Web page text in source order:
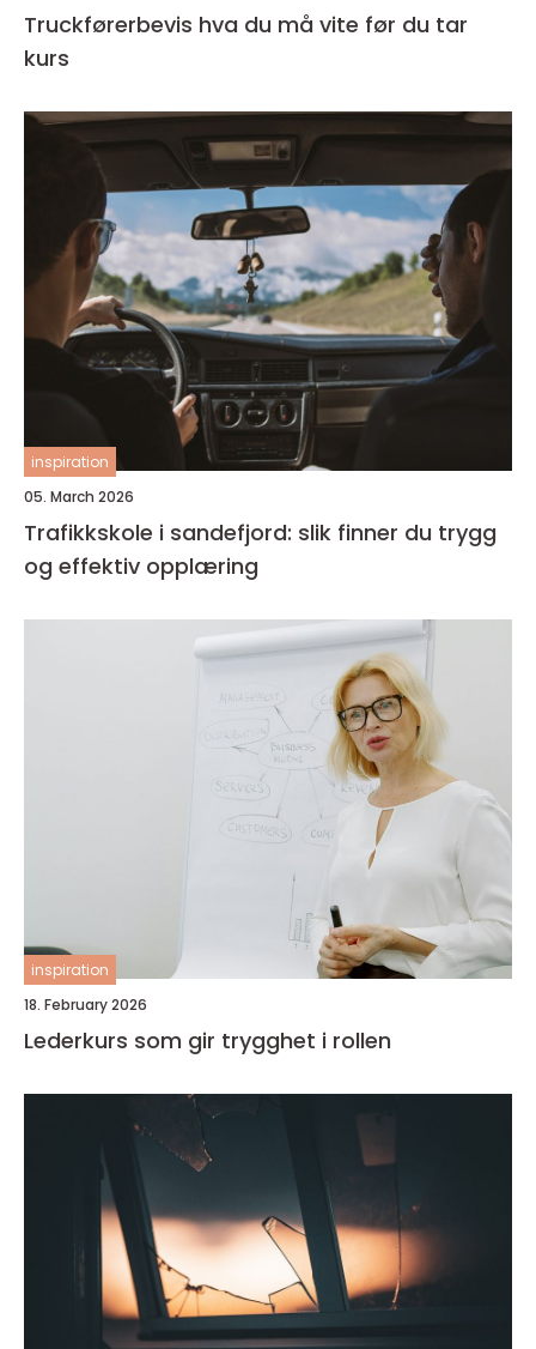
Truckførerbevis hva du må vite før du tar
kurs
inspiration
05. March 2026
Trafikkskole i sandefjord: slik finner du trygg
og effektiv opplæring
inspiration
18. February 2026
Lederkurs som gir trygghet i rollen